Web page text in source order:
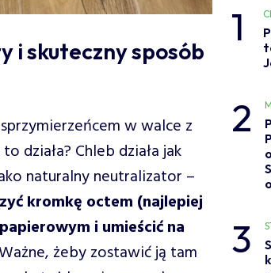
i skuteczny sposób
w walce z
działa? Chleb działa jak
naturalny neutralizator –
kromkę octem (najlepiej
i umieścić na
żeby zostawić ją tam
1
2
3